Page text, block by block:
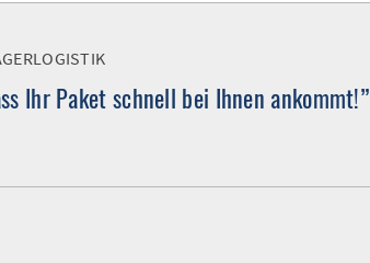
Ihr Paket schnell bei Ihnen ankommt!”